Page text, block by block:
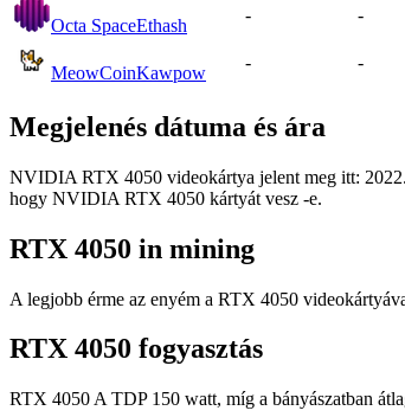
Octa SpaceEthash
- -
MeowCoinKawpow
- -
Megjelenés dátuma és ára
NVIDIA RTX 4050 videokártya jelent meg itt: 2022.
hogy NVIDIA RTX 4050 kártyát vesz -e.
RTX 4050 in mining
A legjobb érme az enyém a RTX 4050
RTX 4050 fogyasztás
RTX 4050 A TDP 150 watt, míg a bányászatban